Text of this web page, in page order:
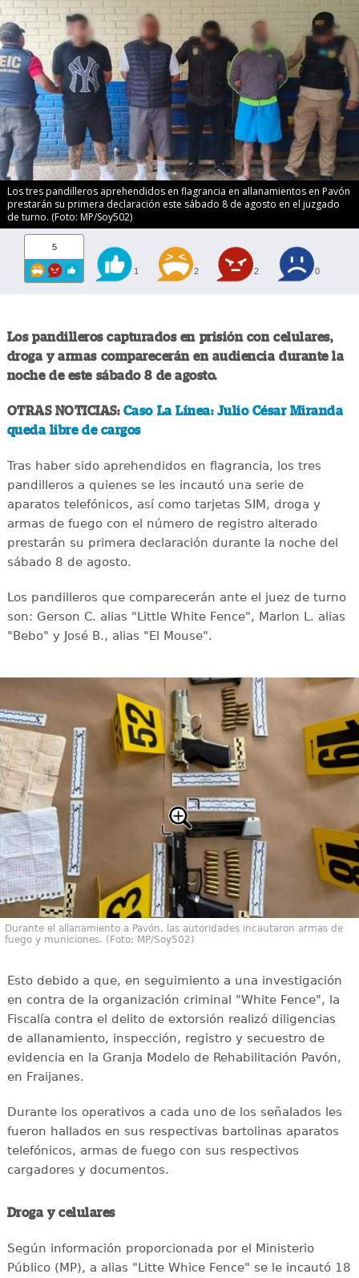
Los tres pandilleros aprehendidos en flagrancia en allanamientos en Pavón
prestarán su primera declaración este sábado 8 de agosto en el juzgado
de turno. (Foto: MP/Soy502)
5
1 2 2 0
Los pandilleros capturados en prisión con celulares,
droga y armas comparecerán en audiencia durante la
noche de este sábado 8 de agosto.
OTRAS NOTICIAS: Caso La Línea: Julio César Miranda
queda libre de cargos
Tras haber sido aprehendidos en flagrancia, los tres
pandilleros a quienes se les incautó una serie de
aparatos telefónicos, así como tarjetas SIM, droga y
armas de fuego con el número de registro alterado
prestarán su primera declaración durante la noche del
sábado 8 de agosto.
Los pandilleros que comparecerán ante el juez de turno
son: Gerson C. alias "Little White Fence", Marlon L. alias
"Bebo" y José B., alias "El Mouse".
Durante el allanamiento a Pavón, las autoridades incautaron armas de
fuego y municiones. (Foto: MP/Soy502)
Esto debido a que, en seguimiento a una investigación
en contra de la organización criminal "White Fence", la
Fiscalía contra el delito de extorsión realizó diligencias
de allanamiento, inspección, registro y secuestro de
evidencia en la Granja Modelo de Rehabilitación Pavón,
en Fraijanes.
Durante los operativos a cada uno de los señalados les
fueron hallados en sus respectivas bartolinas aparatos
telefónicos, armas de fuego con sus respectivos
cargadores y documentos.
Droga y celulares
Según información proporcionada por el Ministerio
Público (MP), a alias "Litte Whice Fence" se le incautó 18